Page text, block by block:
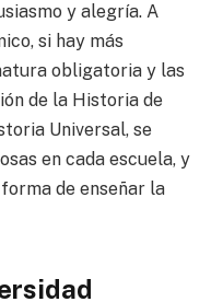
y alegría. A
si hay más
obligatoria y las
de la Historia de
Universal, se
en cada escuela, y
de enseñar la